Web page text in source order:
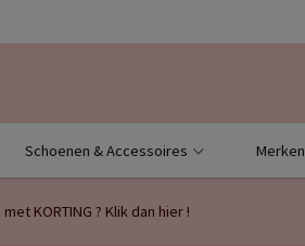
Schoenen & Accessoires Merken
KORTING ? Klik dan hier !